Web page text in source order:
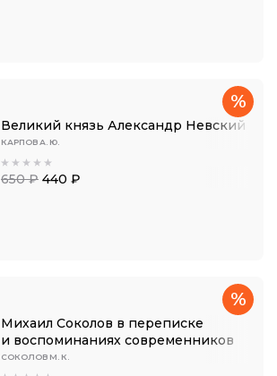
Великий князь Александр Невский
КАРПОВ А. Ю.
650 ₽ 440 ₽
%
Михаил Соколов в переписке
и воспоминаниях современников
СОКОЛОВ М. К.
%